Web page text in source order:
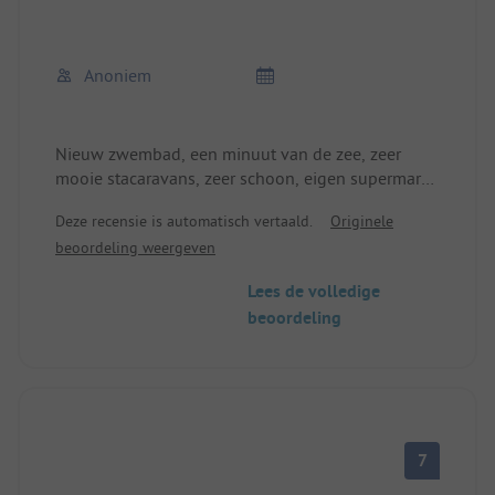
Anoniem
Nieuw zwembad, een minuut van de zee, zeer
mooie stacaravans, zeer schoon, eigen supermarkt,
Deze recensie is automatisch vertaald.
Originele
beoordeling weergeven
Lees de volledige
beoordeling
7